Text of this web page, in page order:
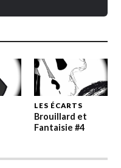
LES ÉCARTS
Brouillard et
Fantaisie #4